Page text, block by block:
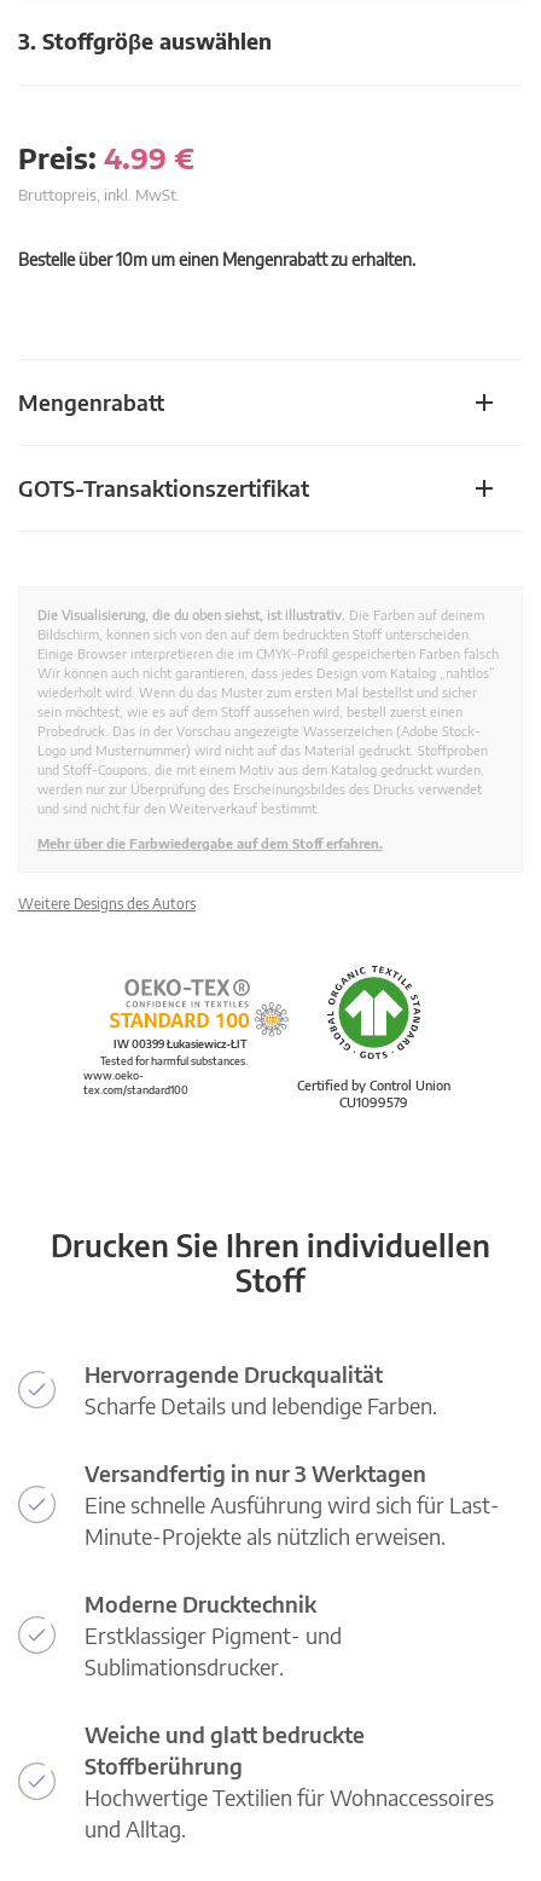
3. Stoffgröβe auswählen
Preis: 4.99 €
Bruttopreis, inkl. MwSt.
Bestelle über 10m um einen Mengenrabatt zu erhalten.
Mengenrabatt
GOTS-Transaktionszertifikat
Die Visualisierung, die du oben siehst, ist illustrativ. Die Farben auf deinem
Bildschirm, können sich von den auf dem bedruckten Stoff unterscheiden.
Einige Browser interpretieren die im CMYK-Profil gespeicherten Farben falsch.
Wir können auch nicht garantieren, dass jedes Design vom Katalog „nahtlos”
wiederholt wird. Wenn du das Muster zum ersten Mal bestellst und sicher
sein möchtest, wie es auf dem Stoff aussehen wird, bestell zuerst einen
Probedruck. Das in der Vorschau angezeigte Wasserzeichen (Adobe Stock-
Logo und Musternummer) wird nicht auf das Material gedruckt. Stoffproben
und Stoff-Coupons, die mit einem Motiv aus dem Katalog gedruckt wurden,
werden nur zur Überprüfung des Erscheinungsbildes des Drucks verwendet
und sind nicht für den Weiterverkauf bestimmt.
Mehr über die Farbwiedergabe auf dem Stoff erfahren.
Weitere Designs des Autors
Certified by Control Union
CU1099579
IW 00399 Łukasiewicz-ŁIT
Tested for harmful substances.
www.oeko-
tex.com/standard100
Drucken Sie Ihren individuellen
Stoff
Hervorragende Druckqualität
Scharfe Details und lebendige Farben.
Versandfertig in nur 3 Werktagen
Eine schnelle Ausführung wird sich für Last-
Minute-Projekte als nützlich erweisen.
Moderne Drucktechnik
Erstklassiger Pigment- und
Sublimationsdrucker.
Weiche und glatt bedruckte
Stoffberührung
Hochwertige Textilien für Wohnaccessoires
und Alltag.